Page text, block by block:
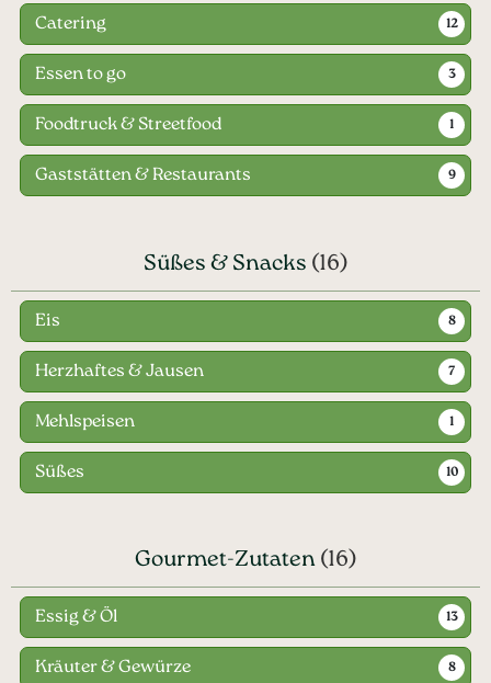
Catering 12
Essen to go 3
Foodtruck & Streetfood 1
Gaststätten & Restaurants 9
Süßes & Snacks (16)
Eis 8
Herzhaftes & Jausen 7
Mehlspeisen 1
Süßes 10
Gourmet-Zutaten (16)
Essig & Öl 13
Kräuter & Gewürze 8